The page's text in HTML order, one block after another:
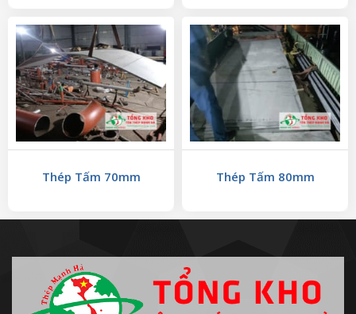
Thép Tấm 70mm Thép Tấm 80mm